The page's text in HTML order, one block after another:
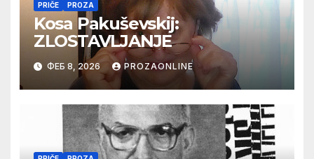
PRIČE PROZA
Kosa Pakuševskij:
ZLOSTAVLJANJE
ФЕБ 8, 2026 PROZAONLINE